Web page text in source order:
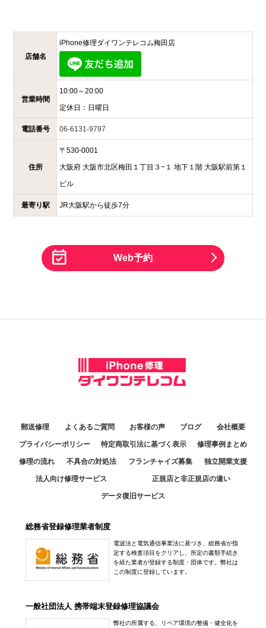
店舗名
iPhone修理ダイワンテレコム梅田店
営業時間
10:00～20:00
定休日： 日曜日
電話番号 06-6131-9797
住所
〒 530-0001
大阪府 大阪市北区梅田１丁目３−１ 地下１階 大阪駅前第１
ビル
最寄り駅 JR大阪駅から徒歩7分
Web予約
郵送修理 よくあるご質問 お客様の声 ブログ 会社概要
プライバシーポリシー 特定商取引法に基づく表示 修理事例まとめ
修理の流れ 不具合の対処法 フランチャイズ募集 独立開業支援
法人向け修理サービス 正規店と非正規店の違い
データ復旧サービス
総務省登録修理業者制度
電波法と電気通信事業法に基づき、総務省が指
定する検査項目をクリアし、所定の書類手続き
を経た業者が登録する制度・団体です。弊社は
この制度に登録しています。
一般社団法人 携帯端末登録修理協議会
弊社の所属する、リペア環境の整備・健全化を